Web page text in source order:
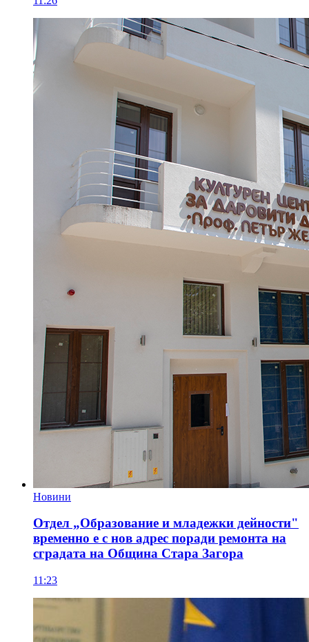
Новини
Отдел „Образование и младежки дейности"
временно е с нов адрес поради ремонта на
сградата на Община Стара Загора
11:23